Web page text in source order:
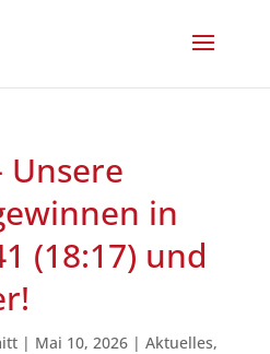
Unsere
in
(18:17) und
| Mai 10, 2026| Aktuelles,